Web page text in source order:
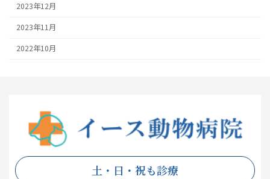
2023年12月
2023年11月
2022年10月
土・日・祝も診療